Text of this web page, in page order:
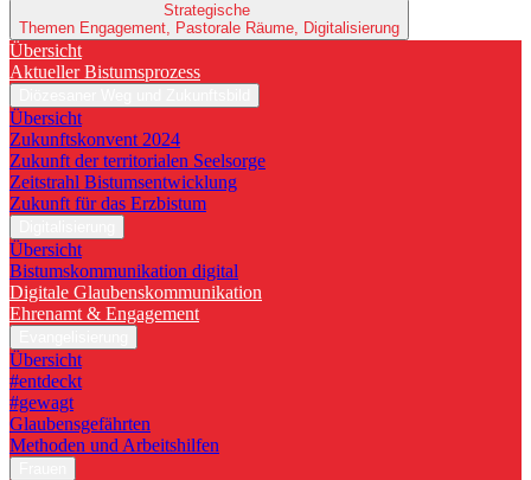
Strategische
Themen Engagement, Pastorale Räume, Digitalisierung
Übersicht
Aktueller Bistumsprozess
Übersicht
Zukunftskonvent 2024
Zukunft der territorialen Seelsorge
Zeitstrahl Bistumsentwicklung
Zukunft für das Erzbistum
Übersicht
Bistumskommunikation digital
Digitale Glaubenskommunikation
Ehrenamt & Engagement
Übersicht
#entdeckt
#gewagt
Glaubensgefährten
Methoden und Arbeitshilfen